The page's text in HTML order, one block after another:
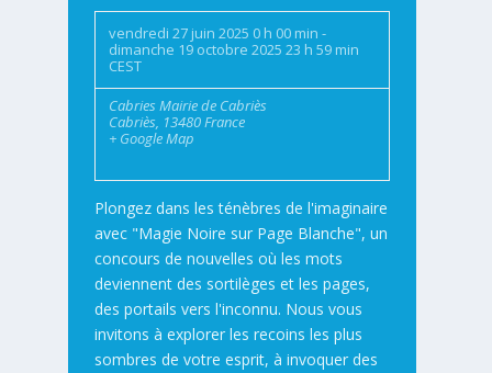
vendredi 27 juin 2025 0 h 00 min -
dimanche 19 octobre 2025 23 h 59 min
CEST
CabriesMairie de Cabriès
Cabriès, 13480France
+ Google Map
Plongez dans les ténèbres de l'imaginaire
avec "Magie Noire sur Page Blanche", un
concours de nouvelles où les mots
deviennent des sortilèges et les pages,
des portails vers l'inconnu. Nous vous
invitons à explorer les recoins les plus
sombres de votre esprit, à invoquer des